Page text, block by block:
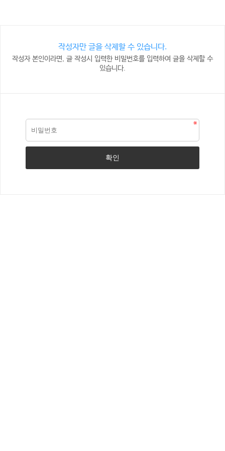
작성자만 글을 삭제할 수 있습니다.
작성자 본인이라면, 글 작성시 입력한 비밀번호를 입력하여 글을 삭제할 수
있습니다.